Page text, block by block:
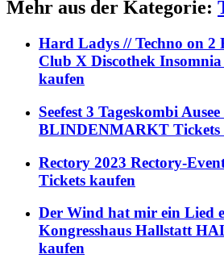
Mehr aus der Kategorie:
Hard Ladys // Techno on 2
Club X Discothek
kaufen
Seefest 3 Tageskombi
BLINDENMARKT Tickets
Rectory 2023 Rectory-
Tickets kaufen
Der Wind hat mir ein Lied
Kongresshaus Hallstatt
kaufen